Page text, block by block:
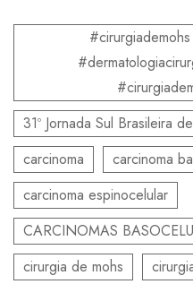
31º Jornada Sul Brasileira
carcinoma
carcinoma
carcinoma espinocelular
CARCINOMAS
cirurgia de mohs